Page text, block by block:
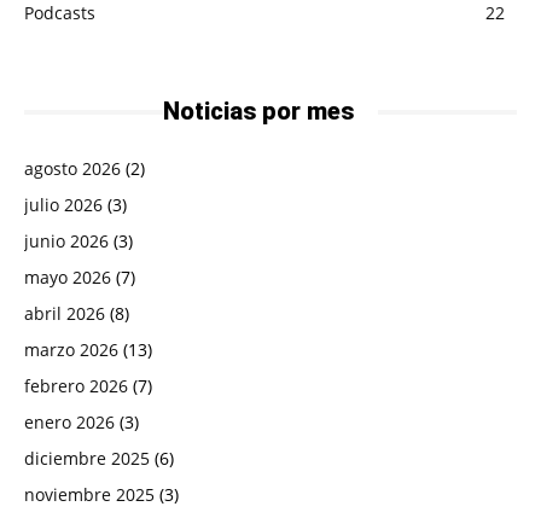
Podcasts
22
Noticias por mes
agosto 2026 (2)
julio 2026 (3)
junio 2026 (3)
mayo 2026 (7)
abril 2026 (8)
marzo 2026 (13)
febrero 2026 (7)
enero 2026 (3)
diciembre 2025 (6)
noviembre 2025 (3)